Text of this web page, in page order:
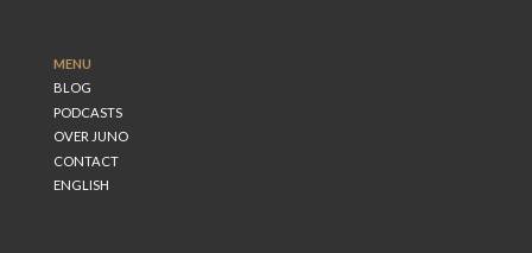
MENU
BLOG
PODCASTS
OVER JUNO
CONTACT
ENGLISH